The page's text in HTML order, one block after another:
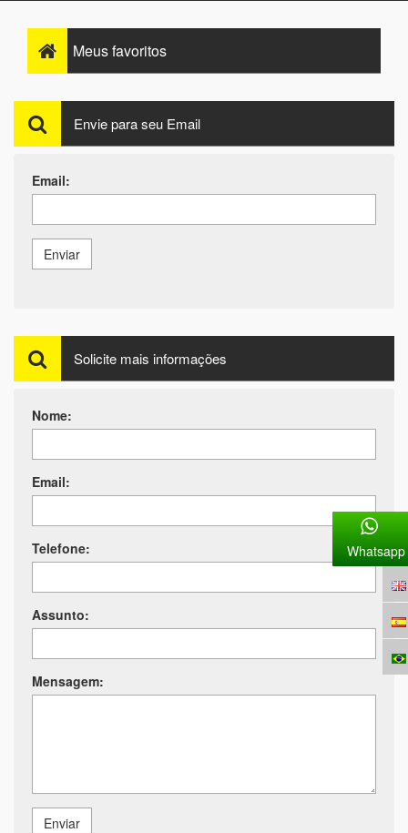
Whatsapp
Meusfavoritos
Envie para seu Email
Email:
Enviar
Solicite mais informações
Nome:
Email:
Telefone:
Assunto:
Mensagem:
Enviar